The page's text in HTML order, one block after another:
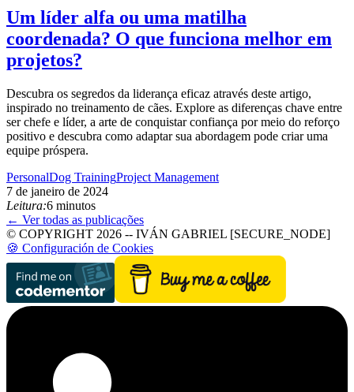
Um líder alfa ou uma matilha
coordenada? O que funciona melhor em
projetos?
Descubra os segredos da liderança eficaz através deste artigo,
inspirado no treinamento de cães. Explore as diferenças chave entre
ser chefe e líder, a arte de conquistar confiança por meio do reforço
positivo e descubra como adaptar sua abordagem pode criar uma
equipe próspera.
PersonalDog TrainingProject Management
7 de janeiro de 2024
Leitura:6 minutos
← Ver todas as publicações
© COPYRIGHT 2026 -- IVÁN GABRIEL [SECURE_NODE]
🍪 Configuración de Cookies